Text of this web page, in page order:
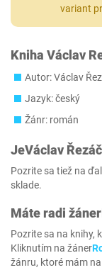
variant
Kniha Václav
Autor: Václav
Jazyk: český
Žánr: román
JeVáclav Řezáč
Pozrite sa tiež na
sklade.
Máte radi žáner
Pozrite sa na knihy,
Kliknutím na žáner
žánru, ktoré mám